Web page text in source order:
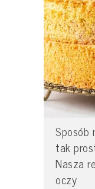
Sposób
tak
Nasza
oczy